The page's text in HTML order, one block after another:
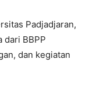
Padjadjaran,
dari BBPP
dan kegiatan